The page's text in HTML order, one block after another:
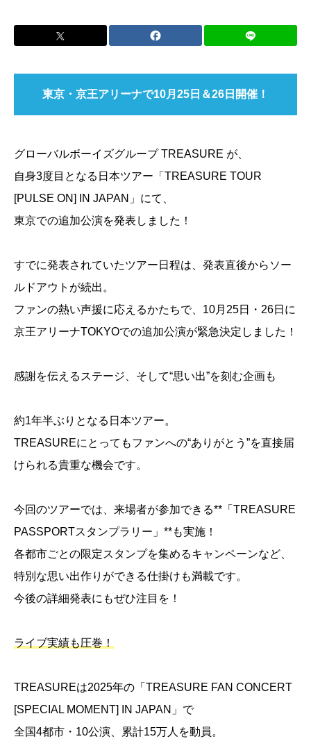
東京・京王アリーナで10月25日＆26日開催！
グローバルボーイズグループ TREASURE が、
自身3度目となる日本ツアー「TREASURE TOUR
[PULSE ON] IN JAPAN」にて、
東京での追加公演を発表しました！
すでに発表されていたツアー日程は、発表直後からソー
ルドアウトが続出。
ファンの熱い声援に応えるかたちで、10月25日・26日に
京王アリーナTOKYOでの追加公演が緊急決定しました！
感謝を伝えるステージ、そして“思い出”を刻む企画も
約1年半ぶりとなる日本ツアー。
TREASUREにとってもファンへの“ありがとう”を直接届
けられる貴重な機会です。
今回のツアーでは、来場者が参加できる**「TREASURE
PASSPORTスタンプラリー」**も実施！
各都市ごとの限定スタンプを集めるキャンペーンなど、
特別な思い出作りができる仕掛けも満載です。
今後の詳細発表にもぜひ注目を！
ライブ実績も圧巻！
TREASUREは2025年の「TREASURE FAN CONCERT
[SPECIAL MOMENT] IN JAPAN」で
全国4都市・10公演、累計15万人を動員。